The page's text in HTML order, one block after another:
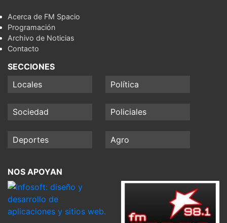
Acerca de FM Spacio
Programación
Archivo de Noticias
Contacto
SECCIONES
Locales
Política
Sociedad Policiales
Deportes Agro
NOS APOYAN